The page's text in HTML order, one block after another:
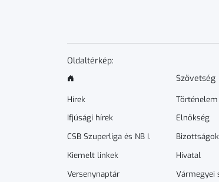
Oldaltérkép:
Hírek
Ifjúsági hírek
CSB Szuperliga és NB I.
Kiemelt linkek
Versenynaptár
Szövetség
Történelem
Elnökség
Bizottságok
Hivatal
Vármegyei